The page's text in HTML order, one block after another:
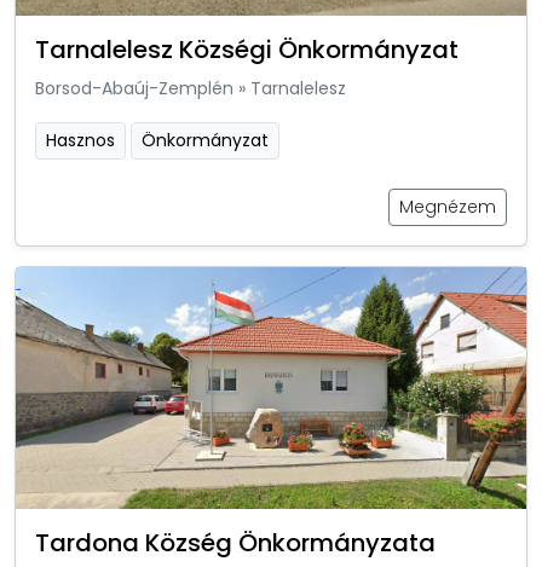
Tarnalelesz Községi Önkormányzat
Borsod-Abaúj-Zemplén » Tarnalelesz
Hasznos Önkormányzat
Megnézem
Tardona Község Önkormányzata